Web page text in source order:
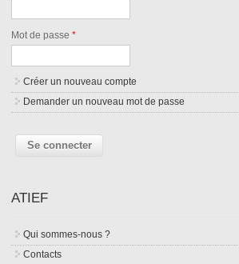
Mot de passe*
Créer un nouveau compte
Demander un nouveau mot de passe
ATIEF
Qui sommes-nous ?
Contacts